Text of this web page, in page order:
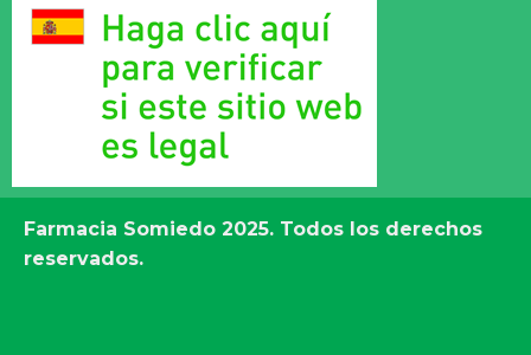
Farmacia Somiedo 2025. Todos los derechos
reservados.